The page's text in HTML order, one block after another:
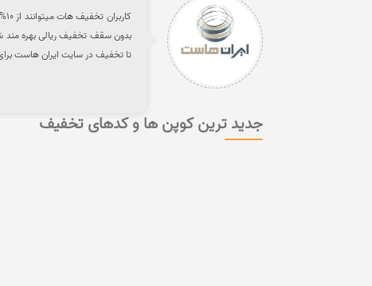
بدون سقف تخفیف ریالی بهره مند
تا تخفیف در سایت ایران هاست
جدید ترین کوپن ها و کدهای تخفیف